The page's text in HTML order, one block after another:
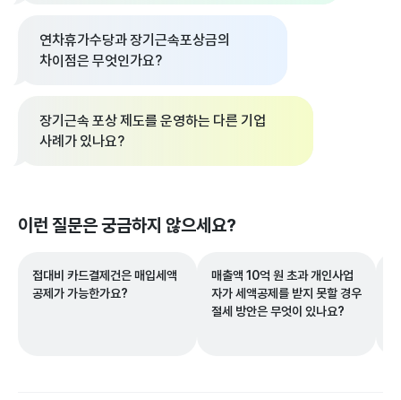
연차휴가수당과 장기근속포상금의
차이점은 무엇인가요?
장기근속 포상 제도를 운영하는 다른 기업
사례가 있나요?
이런 질문은 궁금하지 않으세요?
접대비 카드결제건은 매입세액
공제가 가능한가요?
매출액 10억 원 초과 개인사업
자가 세액공제를 받지 못할 경우
절세 방안은 무엇이 있나요?